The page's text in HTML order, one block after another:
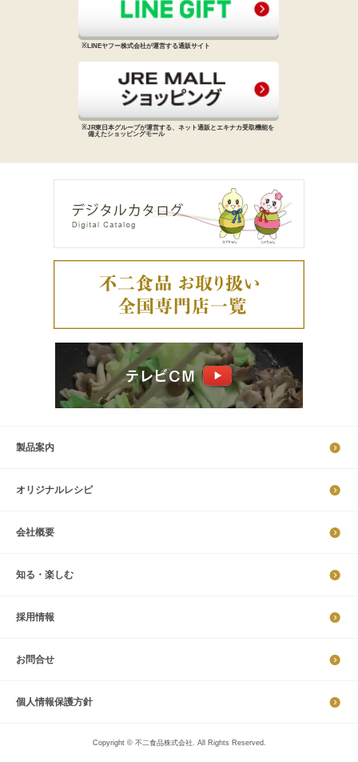
※LINEヤフー株式会社が運営する通販サイト
※JR東日本グループが運営する、 ネット通販とエキナカ受取機能を
備えたショッピングモール
製品案内
オリジナルレシピ
会社概要
知る・楽しむ
採​用​情​報
お問合せ
個​人​情​報​保​護​方​針​​​
Copyright © 不二食品株式会社. All Rights Reserved.